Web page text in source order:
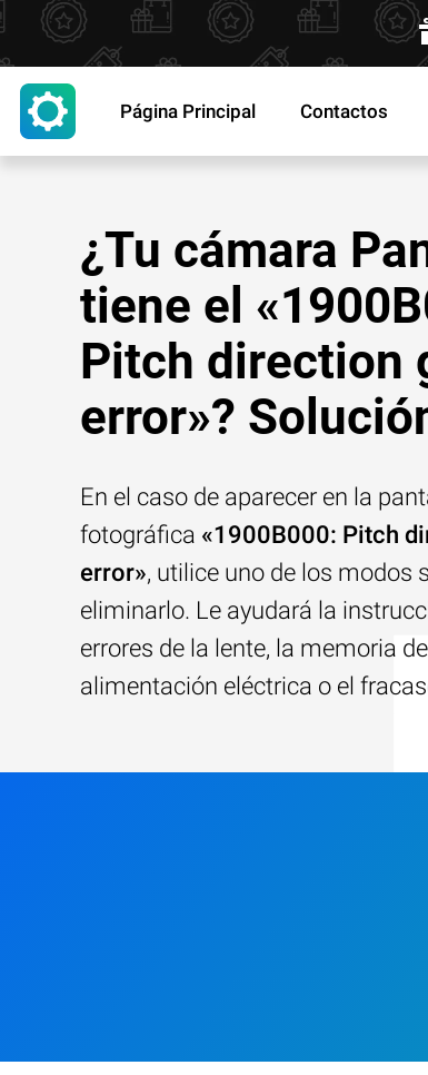
Página Principal Contactos
¿Tu cámara
tiene el
Pitch direction
error»?
En el caso de aparecer en la
fotográfica «1900B000: Pitch
error», utilice uno de los modos
eliminarlo. Le ayudará la
errores de la lente, la memoria
alimentación eléctrica o el